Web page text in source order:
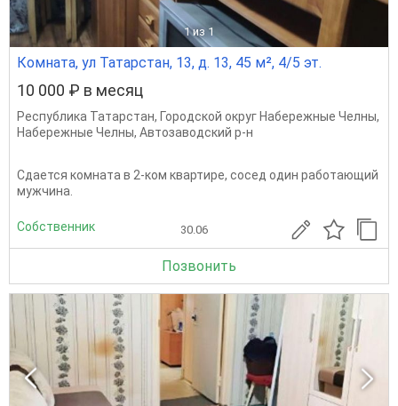
1 из 1
Комната, ул Татарстан, 13, д. 13, 45 м², 4/5 эт.
10 000 ₽ в месяц
Республика Татарстан, Городской округ Набережные Челны,
Набережные Челны, Автозаводский р-н
Сдается комната в 2-ком квартире, сосед один работающий
мужчина.
Собственник 30.06
Позвонить